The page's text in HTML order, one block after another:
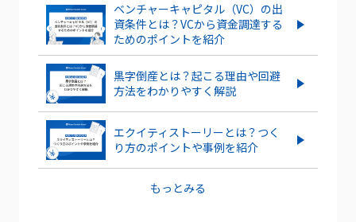
ベンチャーキャピタル（VC）の出
資条件とは？VCから資金調達する
ためのポイントを紹介
黒字倒産とは？起こる理由や回避
方法をわかりやすく解説
エクイティストーリーとは？つく
り方のポイントや事例を紹介
もっとみる